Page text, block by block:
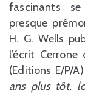
fascinants
presque
H. G. Wells
l’écrit
(Editions E/P/
ans plus tôt,